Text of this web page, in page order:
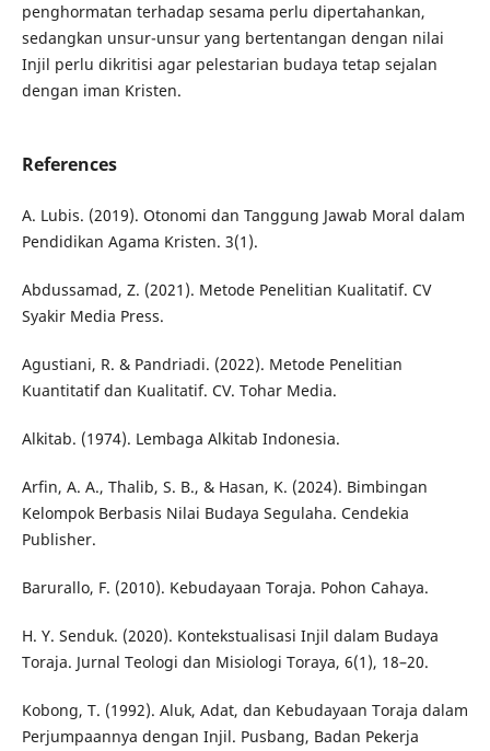
penghormatan terhadap sesama perlu dipertahankan,
sedangkan unsur-unsur yang bertentangan dengan nilai
Injil perlu dikritisi agar pelestarian budaya tetap sejalan
dengan iman Kristen.
References
A. Lubis. (2019). Otonomi dan Tanggung Jawab Moral dalam
Pendidikan Agama Kristen. 3(1).
Abdussamad, Z. (2021). Metode Penelitian Kualitatif. CV
Syakir Media Press.
Agustiani, R. & Pandriadi. (2022). Metode Penelitian
Kuantitatif dan Kualitatif. CV. Tohar Media.
Alkitab. (1974). Lembaga Alkitab Indonesia.
Arfin, A. A., Thalib, S. B., & Hasan, K. (2024). Bimbingan
Kelompok Berbasis Nilai Budaya Segulaha. Cendekia
Publisher.
Barurallo, F. (2010). Kebudayaan Toraja. Pohon Cahaya.
H. Y. Senduk. (2020). Kontekstualisasi Injil dalam Budaya
Toraja. Jurnal Teologi dan Misiologi Toraya, 6(1), 18–20.
Kobong, T. (1992). Aluk, Adat, dan Kebudayaan Toraja dalam
Perjumpaannya dengan Injil. Pusbang, Badan Pekerja